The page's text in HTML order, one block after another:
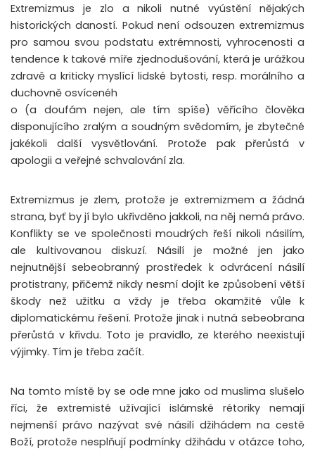
Extremizmus je zlo a nikoli nutné vyústění nějakých
historických daností. Pokud není odsouzen extremizmus
pro samou svou podstatu extrémnosti, vyhrocenosti a
tendence k takové míře zjednodušování, která je urážkou
zdravě a kriticky myslící lidské bytosti, resp. morálního a
duchovně osvícenéh
o (a doufám nejen, ale tím spíše) věřícího člověka
disponujícího zralým a soudným svědomím, je zbytečné
jakékoli další vysvětlování. Protože pak přerůstá v
apologii a veřejné schvalování zla.
Extremizmus je zlem, protože je extremizmem a žádná
strana, byť by jí bylo ukřivděno jakkoli, na něj nemá právo.
Konflikty se ve společnosti moudrých řeší nikoli násilím,
ale kultivovanou diskuzí. Násilí je možné jen jako
nejnutnější sebeobranný prostředek k odvrácení násilí
protistrany, přičemž nikdy nesmí dojít ke způsobení větší
škody než užitku a vždy je třeba okamžité vůle k
diplomatickému řešení. Protože jinak i nutná sebeobrana
přerůstá v křivdu. Toto je pravidlo, ze kterého neexistují
výjimky. Tím je třeba začít.
Na tomto místě by se ode mne jako od muslima slušelo
říci, že extremisté užívající islámské rétoriky nemají
nejmenší právo nazývat své násilí džihádem na cestě
Boží, protože nesplňují podmínky džihádu v otázce toho,